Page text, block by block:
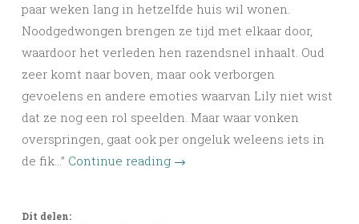
paar weken lang in hetzelfde huis wil wonen.
Noodgedwongen brengen ze tijd met elkaar door,
waardoor het verleden hen razendsnel inhaalt. Oud
zeer komt naar boven, maar ook verborgen
gevoelens en andere emoties waarvan Lily niet wist
dat ze nog een rol speelden. Maar waar vonken
overspringen, gaat ook per ongeluk weleens iets in
de fik…” Continue reading →
Dit delen: